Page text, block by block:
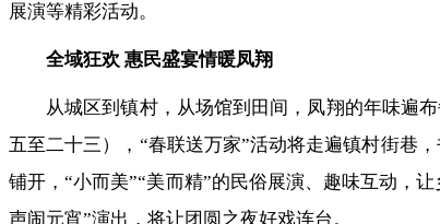
展演等精彩活动。
全域狂欢 惠民盛宴情暖凤翔
从城区到镇村，从场馆到田间，凤翔的年味遍
五至二十三），“春联送万家”活动将走遍镇村街巷
铺开，“小而美”“美而精”的民俗展演、趣味互动，
声闹元宵”演出，将让团圆之夜好戏连台。